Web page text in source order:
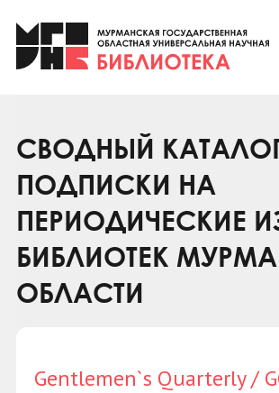
Клуб «Гиря и сельдерей»
Клуб «Семейный архив»
Коллегам
Контакты
СВОДНЫЙ
ПОДПИСКИ НА
ПЕРИОДИЧЕСКИЕ
БИБЛИОТЕК
ОБЛАСТИ
Gentlemen`s Quarterly /